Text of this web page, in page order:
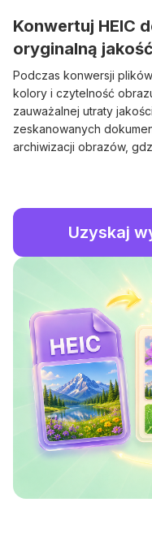
Konwertuj HEIC
oryginalną
Podczas konwersji
kolory i czytelność
zauważalnej utraty
zeskanowanych
archiwizacji obrazów,
Uzyskaj